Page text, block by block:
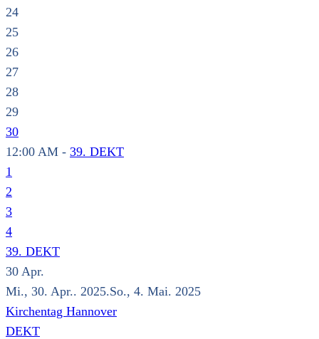
24
25
26
27
28
29
30
12:00 AM - 39. DEKT
1
2
3
4
39. DEKT
30 Apr.
Mi., 30. Apr.. 2025.So., 4. Mai. 2025
Kirchentag Hannover
DEKT